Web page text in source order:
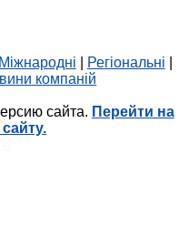
Міжнародні Регіональні
компаній
сайта. Перейти на